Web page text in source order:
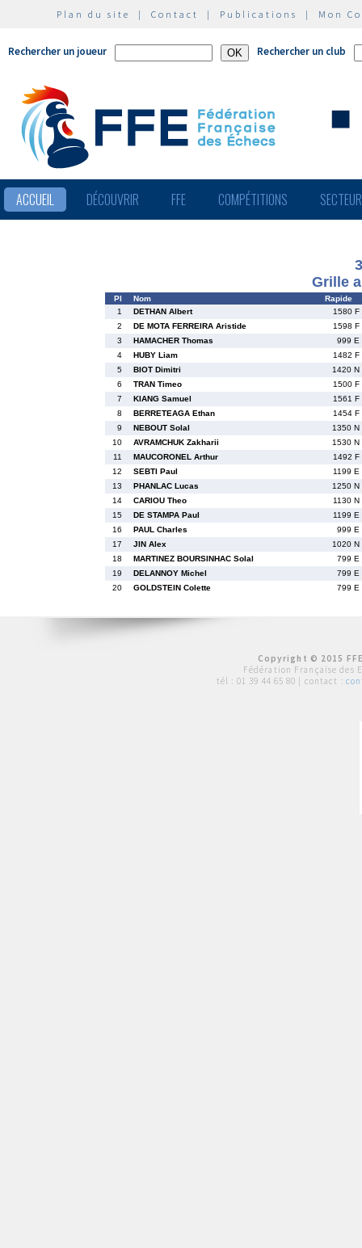
Plan du site | Contact | Publications | Mon
Rechercher un joueur Rechercher un club
ACCUEIL DÉCOUVRIR FFE COMPÉTITIONS
Grille
Pl Nom
Rapide
1
DETHAN Albert
1580 F
2
DE MOTA FERREIRA Aristide
1598 F
3
HAMACHER Thomas
999 E
4
HUBY Liam
1482 F
5
BIOT Dimitri
1420 N
6
TRAN Timeo
1500 F
7
KIANG Samuel
1561 F
8
BERRETEAGA Ethan
1454 F
9
NEBOUT Solal
1350 N
10
AVRAMCHUK Zakharii
1530 N
11
MAUCORONEL Arthur
1492 F
12
SEBTI Paul
1199 E
13
PHANLAC Lucas
1250 N
14
CARIOU Theo
1130 N
15
DE STAMPA Paul
1199 E
16
PAUL Charles
999 E
17
JIN Alex
1020 N
18
MARTINEZ BOURSINHAC Solal
799 E
19
DELANNOY Michel
799 E
20
GOLDSTEIN Colette 799 E
Copyright © 2015
Fédération Française des
tél : 01 39 44 65 80 | contact :